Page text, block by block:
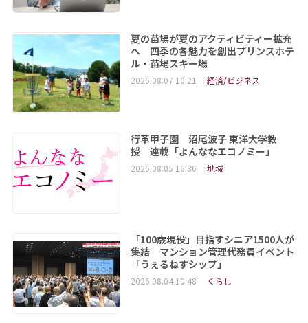
夏の苗場が夏のアクティビティー拡充
へ 四季の各魅力を創出プリンスホテ
ル・苗場スキー場
2026.08.07 10:21 経済/ビジネス
行革甲子園 沼尾波子 東洋大学教
授 連載「よんななエコノミー」
2026.08.05 16:36 地域
「100歳現役」目指すシニア1500人が
集結 マンション管理代務員イベント
「うぇるねすシップ」
2026.08.04 10:48 くらし